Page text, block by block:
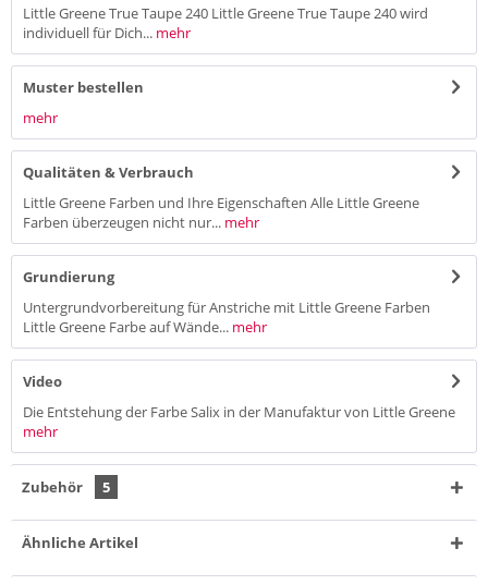
Little Greene True Taupe 240 Little Greene True Taupe 240 wird
individuell für Dich... mehr
Muster bestellen
mehr
Qualitäten & Verbrauch
Little Greene Farben und Ihre Eigenschaften Alle Little Greene
Farben überzeugen nicht nur... mehr
Grundierung
Untergrundvorbereitung für Anstriche mit Little Greene Farben
Little Greene Farbe auf Wände... mehr
Video
Die Entstehung der Farbe Salix in der Manufaktur von Little Greene
mehr
Zubehör 5
Ähnliche Artikel